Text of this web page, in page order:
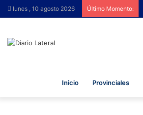
lunes , 10 agosto 2026 Último Momento:
Inicio Provinciales